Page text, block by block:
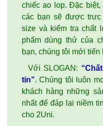
chiếcao lop. Đặc biệt,
các bạn sẽ được
size và kiểm tra chất
phẩm dùng thử của
bạn, chúng tôi mới tiến
Với SLOGAN:
tin”. Chúng tôi luôn
khách hàng những
nhất để đáp lại niềm
cho 2Uni.